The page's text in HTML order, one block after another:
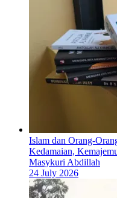
Islam dan Orang-
Kedamaian,
Masykuri Abdillah
24 July 2026